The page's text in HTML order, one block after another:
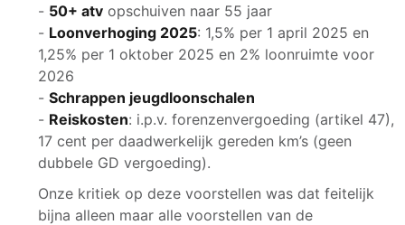
- 50+ atv opschuiven naar 55 jaar
- Loonverhoging 2025: 1,5% per 1 april 2025 en
1,25% per 1 oktober 2025 en 2% loonruimte voor
2026
- Schrappen jeugdloonschalen
- Reiskosten: i.p.v. forenzenvergoeding (artikel 47),
17 cent per daadwerkelijk gereden km’s (geen
dubbele GD vergoeding).
Onze kritiek op deze voorstellen was dat feitelijk
bijna alleen maar alle voorstellen van de